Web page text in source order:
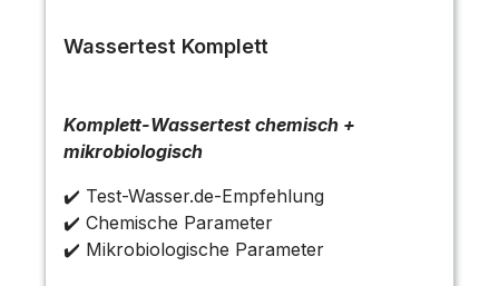
Wassertest Komplett
Komplett-Wassertest chemisch +
mikrobiologisch
✔️ Test-Wasser.de-Empfehlung
✔️ Chemische Parameter
✔️ Mikrobiologische Parameter